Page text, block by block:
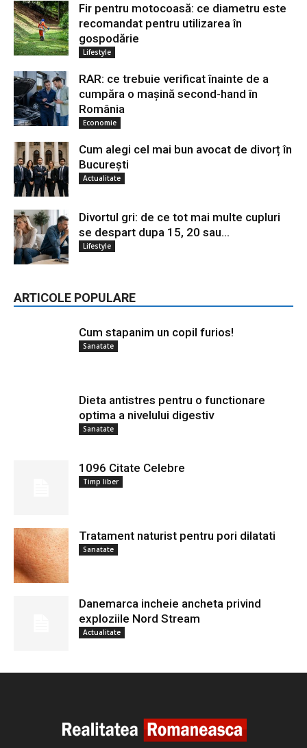
Fir pentru motocoasă: ce diametru este
recomandat pentru utilizarea în
gospodărie
Lifestyle
RAR: ce trebuie verificat înainte de a
cumpăra o mașină second-hand în
România
Economie
Cum alegi cel mai bun avocat de divorț în
București
Actualitate
Divortul gri: de ce tot mai multe cupluri
se despart dupa 15, 20 sau...
Lifestyle
ARTICOLE POPULARE
Cum stapanim un copil furios!
Sanatate
Dieta antistres pentru o functionare
optima a nivelului digestiv
Sanatate
1096 Citate Celebre
Timp liber
Tratament naturist pentru pori dilatati
Sanatate
Danemarca incheie ancheta privind
exploziile Nord Stream
Actualitate